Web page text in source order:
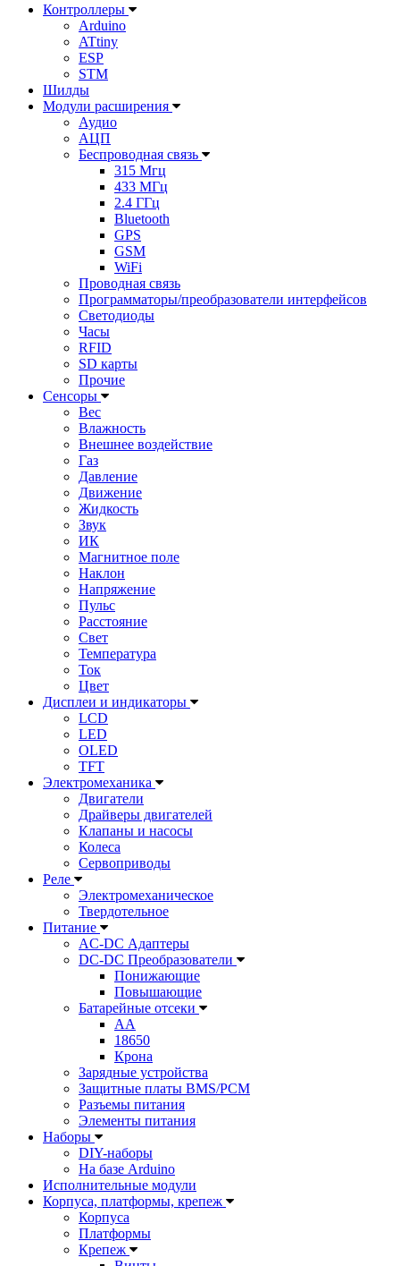
Контроллеры
Arduino
ATtiny
ESP
STM
Шилды
Модули расширения
Аудио
АЦП
Беспроводная связь
315 Мгц
433 МГц
2.4 ГГц
Bluetooth
GPS
GSM
WiFi
Проводная связь
Программаторы/преобразователи интерфейсов
Светодиоды
Часы
RFID
SD карты
Прочие
Сенсоры
Вес
Влажность
Внешнее воздействие
Газ
Давление
Движение
Жидкость
Звук
ИК
Магнитное поле
Наклон
Напряжение
Пульс
Расстояние
Свет
Температура
Ток
Цвет
Дисплеи и индикаторы
LCD
LED
OLED
TFT
Электромеханика
Двигатели
Драйверы двигателей
Клапаны и насосы
Колеса
Сервоприводы
Реле
Электромеханическое
Твердотельное
Питание
AC-DC Адаптеры
DC-DC Преобразователи
Понижающие
Повышающие
Батарейные отсеки
AA
18650
Крона
Зарядные устройства
Защитные платы BMS/PCM
Разъемы питания
Элементы питания
Наборы
DIY-наборы
На базе Arduino
Исполнительные модули
Корпуса, платформы, крепеж
Корпуса
Платформы
Крепеж